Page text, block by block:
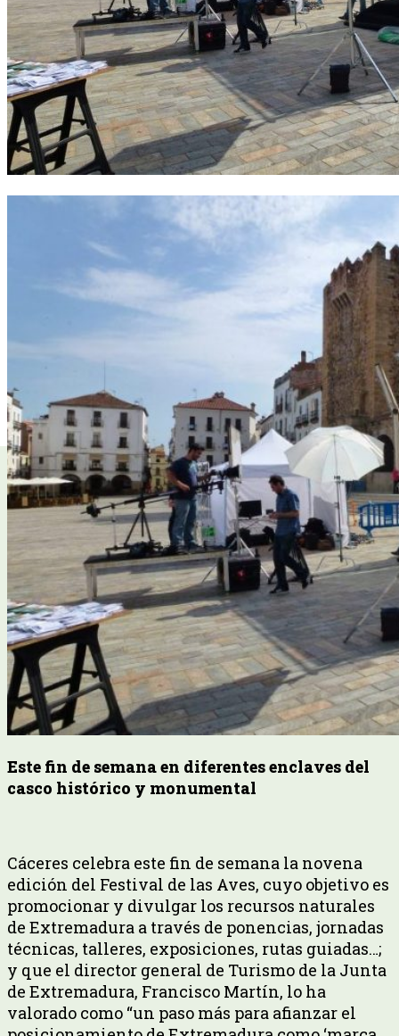
Este fin de semana en diferentes enclaves del
casco histórico y monumental
Cáceres celebra este fin de semana la novena
edición del Festival de las Aves, cuyo objetivo es
promocionar y divulgar los recursos naturales
de Extremadura a través de ponencias, jornadas
técnicas, talleres, exposiciones, rutas guiadas…;
y que el director general de Turismo de la Junta
de Extremadura, Francisco Martín, lo ha
valorado como “un paso más para afianzar el